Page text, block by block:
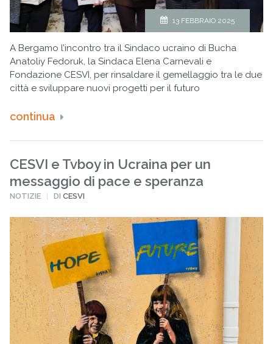
13 FEBBRAIO 2025
A Bergamo l’incontro tra il Sindaco ucraino di Bucha
Anatoliy Fedoruk, la Sindaca Elena Carnevali e
Fondazione CESVI, per rinsaldare il gemellaggio tra le due
città e sviluppare nuovi progetti per il futuro
continua
CESVI e Tvboy in Ucraina per un
messaggio di pace e speranza
PUBBLICATO
NOTIZIE DICESVI